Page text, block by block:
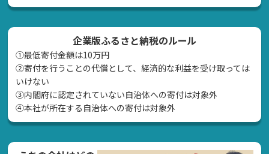
企業版ふるさと納税のルール
①最低寄付金額は10万円
②寄付を行うことの代償として、経済的な利益を受け取っては
いけない
➂内閣府に認定されていない自治体への寄付は対象外
④本社が所在する自治体への寄付は対象外